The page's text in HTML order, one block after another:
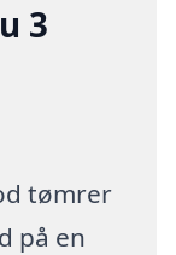
3
tømrer
på en